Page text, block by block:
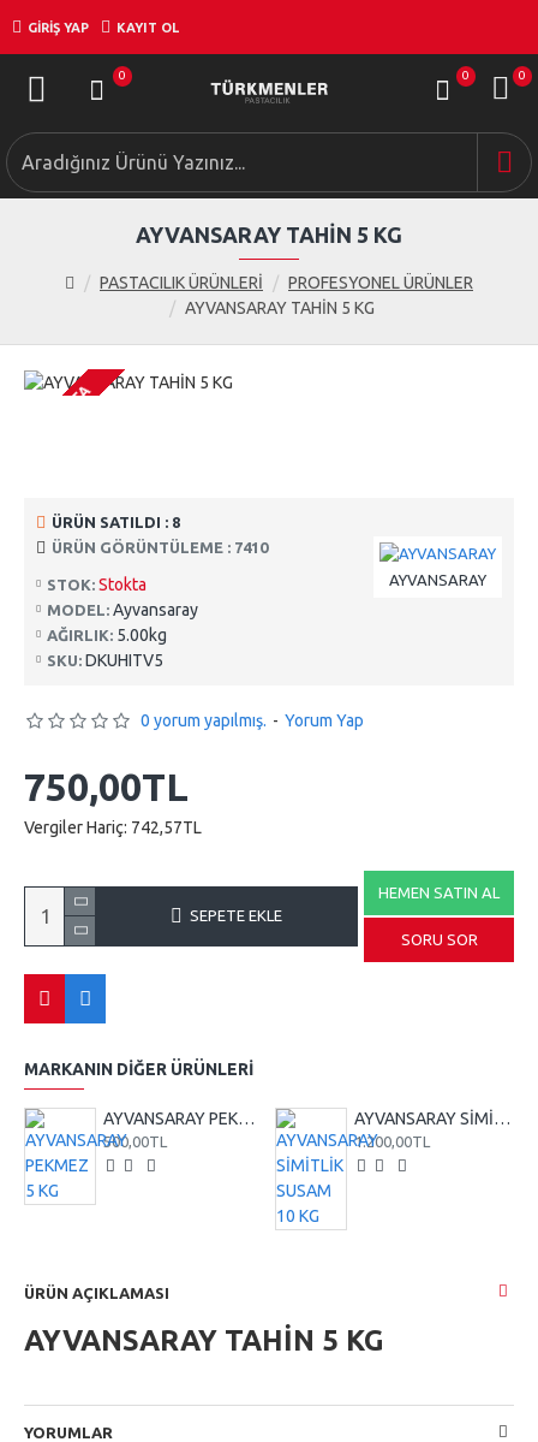
GIRIŞ YAP KAYIT OL
0 0 0
PASTACILIK ÜRÜNLERİ
PROFESYONEL ÜRÜNLER
AYVANSARAY TAHİN 5 KG
AYVANSARAY TAHİN 5 KG
STOKTA
STOK: Stokta
MODEL: Ayvansaray
AĞIRLIK: 5.00kg
SKU: DKUHITV5
AYVANSARAY
ÜRÜN SATILDI : 8
ÜRÜN GÖRÜNTÜLEME : 7410
0 yorum yapılmış. - Yorum Yap
750,00TL
Vergiler Hariç: 742,57TL
SEPETE EKLE
HEMEN SATIN AL
SORU SOR
MARKANIN DIĞER ÜRÜNLERI
AYVANSARAY PEKMEZ 5 KG
500,00TL
AYVANSARAY SİMİTLİK SUSAM 10 KG
1.200,00TL
ÜRÜN AÇIKLAMASI
AYVANSARAY TAHİN 5 KG
YORUMLAR